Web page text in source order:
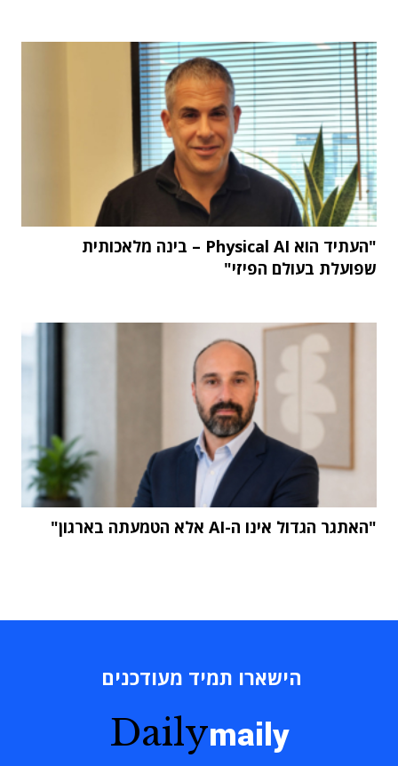
"העתיד הוא Physical AI – בינה מלאכותית
שפועלת בעולם הפיזי"
"האתגר הגדול אינו ה-AI אלא הטמעתה בארגון"
הישארו תמיד מעודכנים
Dailymaily